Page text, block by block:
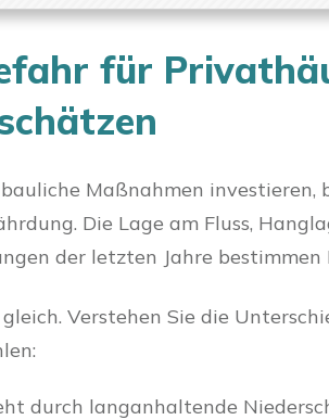
für
Maßnahmen investieren,
Die Lage am Fluss,
der letzten Jahre bestimmen
Verstehen Sie die
durch langanhaltende